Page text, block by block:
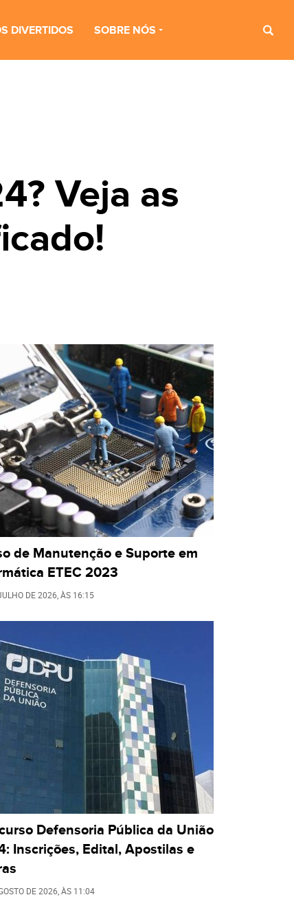
DIVERTIDOS SOBRE NÓS
Veja as
de Manutenção e Suporte em
ETEC 2023
DE 2026 , ÀS 16:15
Defensoria Pública da União
Inscrições, Edital, Apostilas e
DE 2026 , ÀS 11:04